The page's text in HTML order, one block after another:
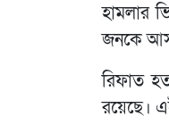
হামলার
জনকে
রিফাত
রয়েছে।